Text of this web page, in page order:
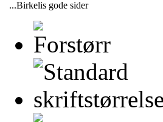
...Birkelis gode sider